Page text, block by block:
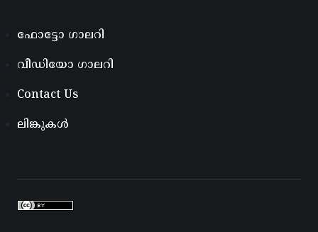
ഫോട്ടോ ഗാലറി
വീഡിയോ ഗാലറി
Contact Us
ലിങ്കുകൾ